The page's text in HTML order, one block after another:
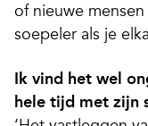
of nieuwe
soepeler als je
Ik vind het wel
hele tijd met zijn